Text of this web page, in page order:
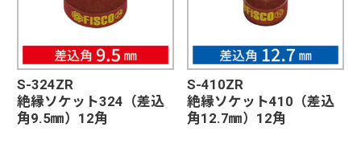
S-324ZR
絶縁ソケット324（差込
角9.5㎜）12角
S-410ZR
絶縁ソケット410（差込
角12.7㎜）12角